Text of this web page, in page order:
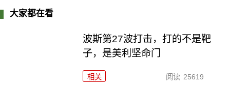
大家都在看
波斯第27波打击，打的不是靶
子，是美利坚命门
相关 阅读 25619